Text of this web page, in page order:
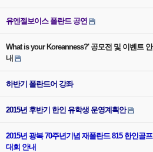
유엔젤보이스 폴란드 공연
What is your Koreanness?' 공모전 및 이벤트 안
내
하반기 폴란드어 강좌
2015년 후반기 한인 유학생 운영계획안
2015년 광복 70주년기념 재폴란드 815 한인골프
대회 안내